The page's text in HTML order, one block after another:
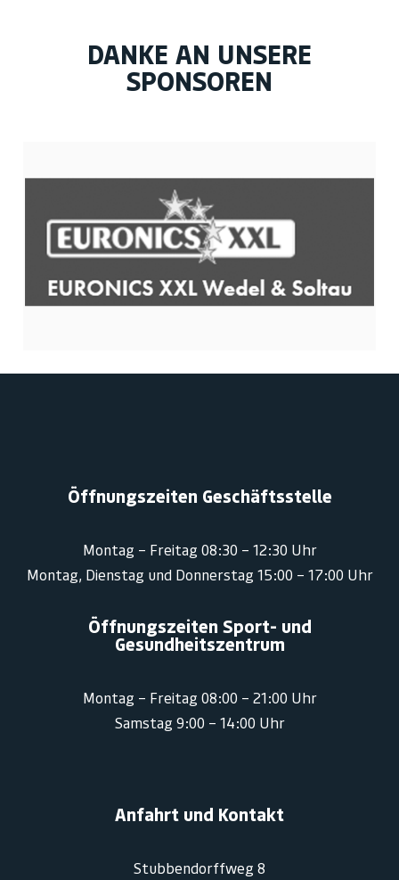
DANKE AN UNSERE
SPONSOREN
Öffnungszeiten Geschäftsstelle
Montag – Freitag 08:30 – 12:30 Uhr
Montag, Dienstag und Donnerstag 15:00 – 17:00 Uhr
Öffnungszeiten Sport- und
Gesundheitszentrum
Montag – Freitag 08:00 – 21:00 Uhr
Samstag 9:00 – 14:00 Uhr
Anfahrt und Kontakt
Stubbendorffweg 8